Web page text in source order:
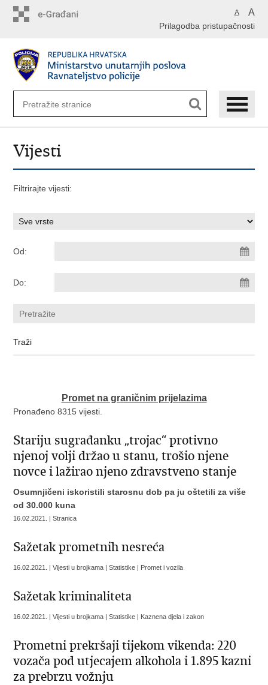
A A
Prilagodba pristupačnosti
Vijesti
Filtrirajte vijesti:
Od:
Do:
Promet na graničnim prijelazima
Pronađeno 8315 vijesti.
Stariju sugrađanku „trojac“ protivno
njenoj volji držao u stanu, trošio njene
novce i lažirao njeno zdravstveno stanje
Osumnjičeni iskoristili starosnu dob pa ju oštetili za više
od 30.000 kuna
16.02.2021. | Stranica
Sažetak prometnih nesreća
16.02.2021. | Vijesti u brojkama | Statistike | Promet i vozila
Sažetak kriminaliteta
16.02.2021. | Vijesti u brojkama | Statistike | Kaznena djela i zakon
Prometni prekršaji tijekom vikenda: 220
vozača pod utjecajem alkohola i 1.895 kazni
za prebrzu vožnju